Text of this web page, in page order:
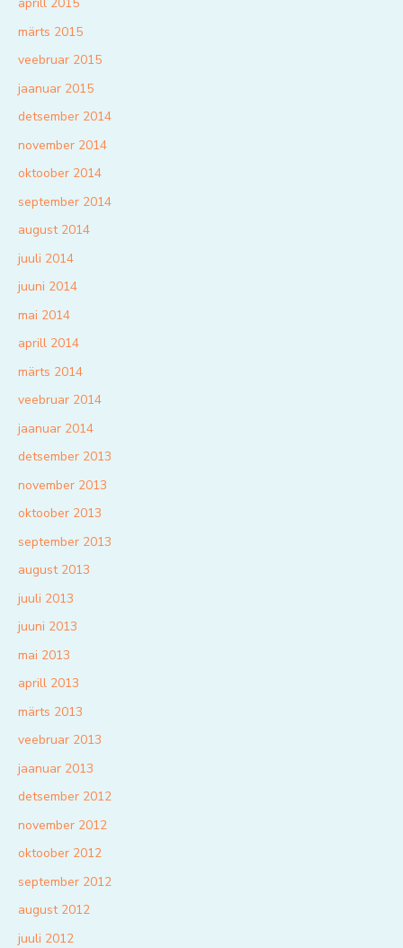
aprill 2015
märts 2015
veebruar 2015
jaanuar 2015
detsember 2014
november 2014
oktoober 2014
september 2014
august 2014
juuli 2014
juuni 2014
mai 2014
aprill 2014
märts 2014
veebruar 2014
jaanuar 2014
detsember 2013
november 2013
oktoober 2013
september 2013
august 2013
juuli 2013
juuni 2013
mai 2013
aprill 2013
märts 2013
veebruar 2013
jaanuar 2013
detsember 2012
november 2012
oktoober 2012
september 2012
august 2012
juuli 2012